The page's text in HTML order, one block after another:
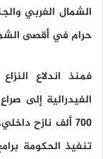
الشمال الغربي
حرام في أقصى
الفيدرالية إلى
تنفيذ الحكومة